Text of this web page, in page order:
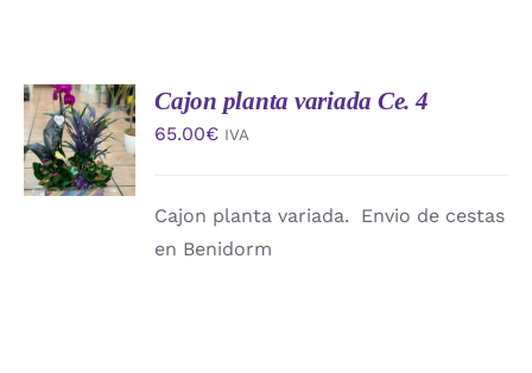
AÑADIR
AL
CARRITO
/
DETALLES
Cajon planta variada Ce. 4
65.00€ IVA
Cajon planta variada. Envio de cestas
en Benidorm